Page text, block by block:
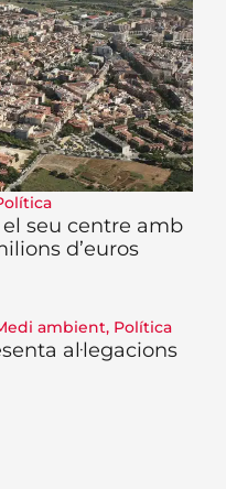
seu centre amb
d’euros
ambient, Política
al·legacions